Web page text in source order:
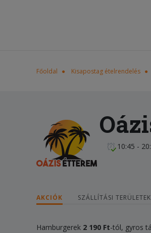
Főoldal Kisapostag ételrendelés
10:45 -
AKCIÓK SZÁLLÍTÁSI TERÜLETEK
Hamburgerek 2 190 Ft-tól, gyros